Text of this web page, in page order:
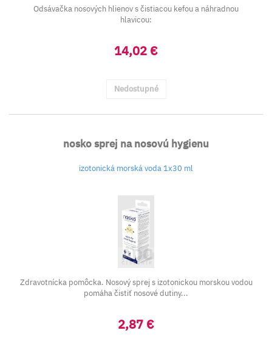
Odsávačka nosových hlienov s čistiacou kefou a náhradnou
hlavicou:
14,02 €
Nedostupné
nosko sprej na nosovú hygienu
izotonická morská voda 1x30 ml
Zdravotnícka pomôcka. Nosový sprej s izotonickou morskou vodou
pomáha čistiť nosové dutiny...
2,87 €